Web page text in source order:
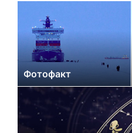
Фотофакт